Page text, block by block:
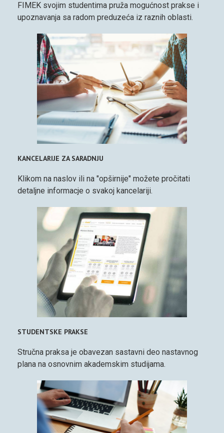
FIMEK svojim studentima pruža mogućnost prakse i
upoznavanja sa radom preduzeća iz raznih oblasti.
KANCELARIJE ZA SARADNJU
Klikom na naslov ili na "opširnije" možete pročitati
detaljne informacje o svakoj kancelariji.
STUDENTSKE PRAKSE
Stručna praksa je obavezan sastavni deo nastavnog
plana na osnovnim akademskim studijama.